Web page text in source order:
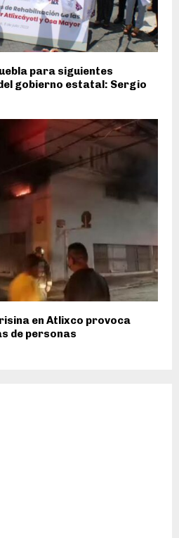
para siguientes
gobierno estatal: Sergio
en Atlixco provoca
de personas